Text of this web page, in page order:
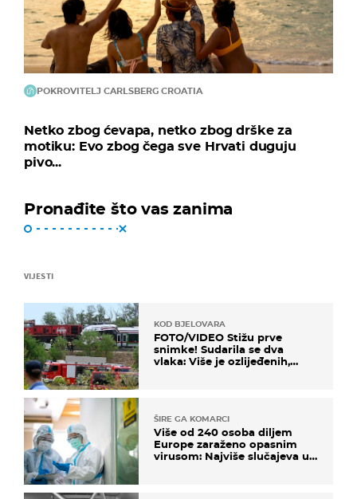
POKROVITELJ CARLSBERG CROATIA
Netko zbog ćevapa, netko zbog drške za
motiku: Evo zbog čega sve Hrvati duguju
pivo...
Pronađite što vas zanima
VIJESTI
KOD BJELOVARA
FOTO/VIDEO Stižu prve
snimke! Sudarila se dva
vlaka: Više je ozlijeđenih,
ŠIRE GA KOMARCI
Više od 240 osoba diljem
Europe zaraženo opasnim
virusom: Najviše slučajeva u